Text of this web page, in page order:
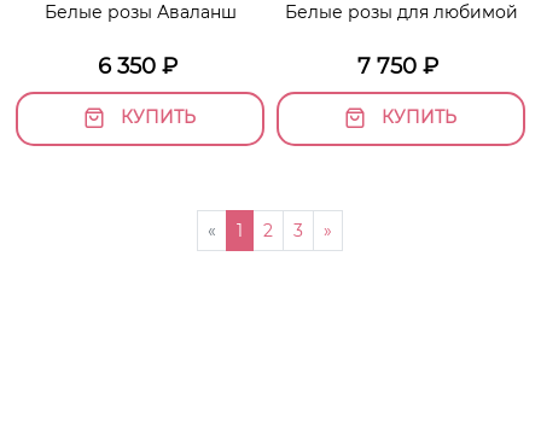
Белые розы Аваланш
6 350₽
КУПИТЬ
Белые розы для любимой
7 750 ₽
КУПИТЬ
« 1 2 3 »